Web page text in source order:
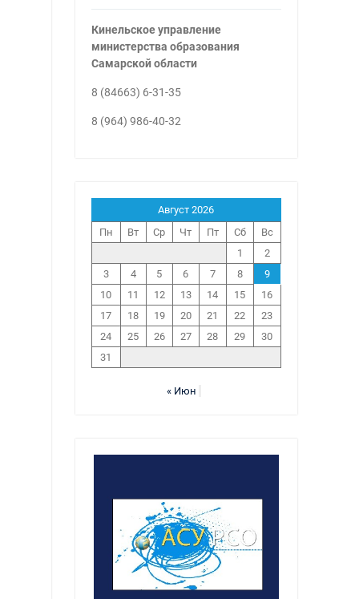
Кинельское управление
министерства образования
Самарской области
8 (84663) 6-31-35
8 (964) 986-40-32
Август 2026
Пн
Вт Ср Чт Пт Сб
Вс
1
2
3
4 5 6 7 8
9
10
11 12 13 14 15
16
17
18 19 20 21 22
23
24
25 26 27 28 29
30
31
« Июн